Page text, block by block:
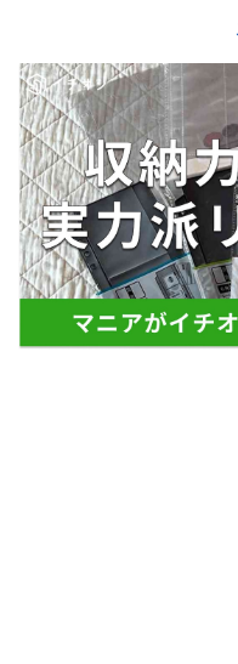
スマホ1つでスキマ時間に効率
数。ブログは「川崎さちえのご
■経歴：2003年、夫が子育てを
からの給料が０円になり、家に
オークションに目をつける。し
は落札者として参加。その後、
しまくる。出品する物がほぼな
トオークションを生活の一部に
ンやフリマアプリは生活のイン
消費税増税の社会においては、
家計の救世主になりえると考え